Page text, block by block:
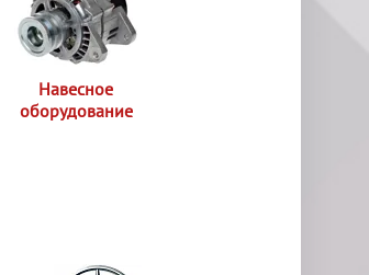
Навесное
оборудование